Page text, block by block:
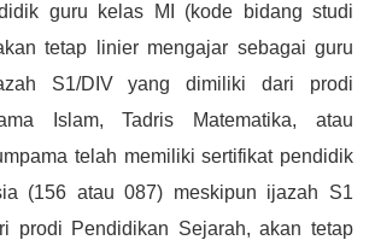
guru kelas MI (kode bidang studi
tetap linier mengajar sebagai guru
S1/DIV yang dimiliki dari prodi
Islam, Tadris Matematika, atau
telah memiliki sertifikat pendidik
(156 atau 087) meskipun ijazah S1
prodi Pendidikan Sejarah, akan tetap